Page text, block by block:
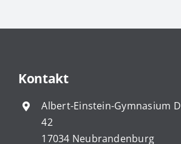
Kontakt
Albert-Einstein-Gymnasium
42
17034 Neubrandenburg